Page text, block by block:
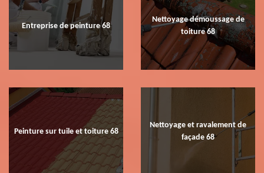
Entreprise de peinture 68
Nettoyage démoussage de
toiture 68
Peinture sur tuile et toiture 68
Nettoyage et ravalement de
façade 68